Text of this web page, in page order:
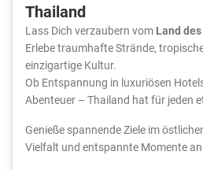
Thailand
Lass Dich verzaubern vom Land
Erlebe traumhafte Strände,
einzigartige Kultur.
Ob Entspannung in luxuriösen
Abenteuer – Thailand hat für jeden
Genieße spannende Ziele im
Vielfalt und entspannte Momente